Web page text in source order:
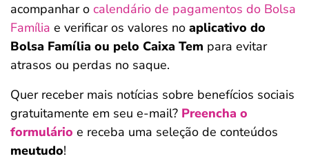
acompanhar o calendário de pagamentos do Bolsa
Família e verificar os valores no aplicativo do
Bolsa Família ou pelo Caixa Tem para evitar
atrasos ou perdas no saque.
Quer receber mais notícias sobre benefícios sociais
gratuitamente em seu e-mail? Preencha o
formulário e receba uma seleção de conteúdos
meutudo!